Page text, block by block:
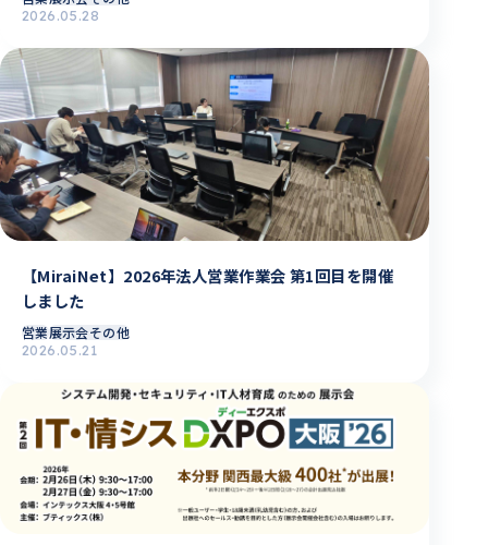
2026.05.28
【MiraiNet】2026年法人営業作業会 第1回目を開催
しました
営業展示会その他
2026.05.21